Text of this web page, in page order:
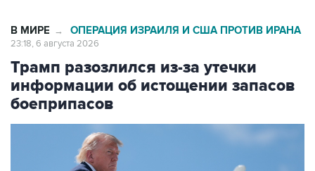
В МИРЕ → ОПЕРАЦИЯ ИЗРАИЛЯ И США ПРОТИВ ИРАНА
23:18, 6 августа 2026
Трамп разозлился из-за утечки
информации об истощении запасов
боеприпасов